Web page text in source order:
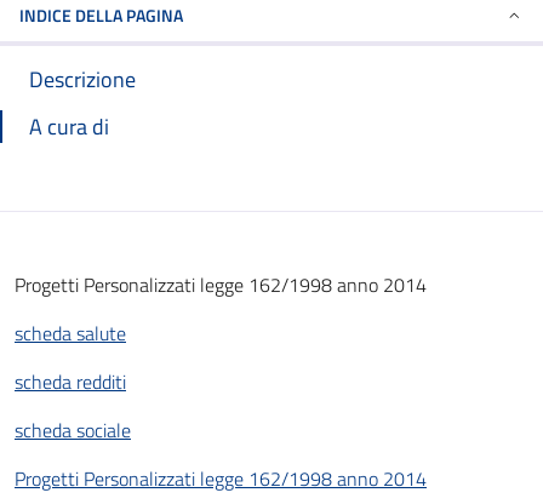
INDICE DELLA PAGINA
Descrizione
A cura di
Progetti Personalizzati legge 162/1998 anno 2014
scheda salute
scheda redditi
scheda sociale
Progetti Personalizzati legge 162/1998 anno 2014